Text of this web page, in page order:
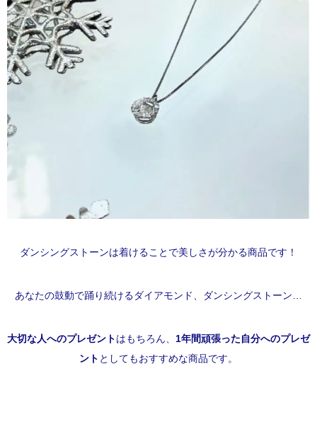
ダンシングストーンは着けることで美しさが分かる商品です！
あなたの鼓動で踊り続けるダイアモンド、ダンシングストーン…
大切な人へのプレゼント はもちろん、 1年間頑張った自分へのプレゼ
ント としてもおすすめな商品です。